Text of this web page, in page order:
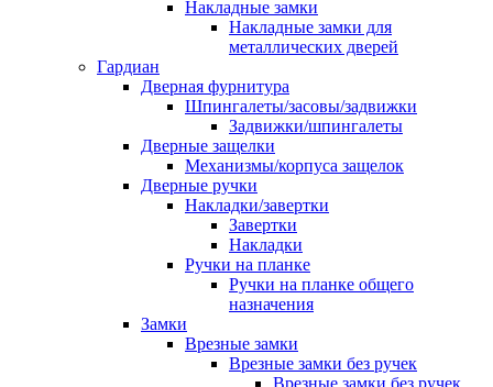
Накладные замки
Накладные замки для
металлических дверей
Гардиан
Дверная фурнитура
Шпингалеты/засовы/задвижки
Задвижки/шпингалеты
Дверные защелки
Механизмы/корпуса защелок
Дверные ручки
Накладки/завертки
Завертки
Накладки
Ручки на планке
Ручки на планке общего
назначения
Замки
Врезные замки
Врезные замки без ручек